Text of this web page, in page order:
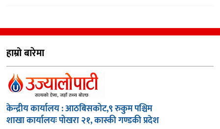
हाम्रो बारेमा
केन्द्रीय कार्यालय : आठबिसकोट,९ रुकुम पश्चिम
शाखा कार्यालयः पोखरा २१, कास्की गण्डकी प्रदेश